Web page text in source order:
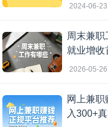
2024-06-
周末兼职
就业增收
2026-05-
网上兼职
入300+